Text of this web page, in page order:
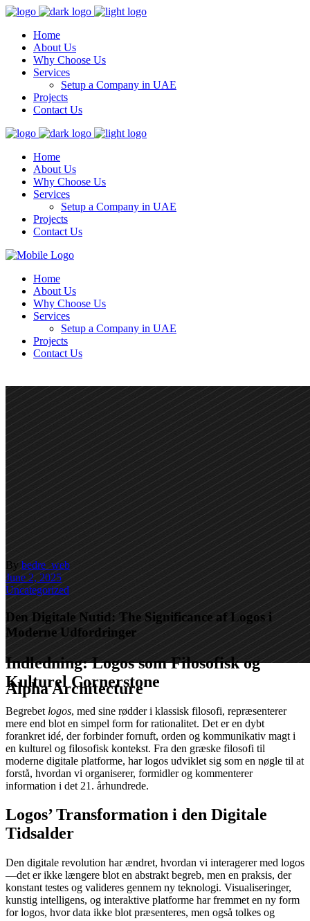
Home
About Us
Why Choose Us
Services
Setup a Company in UAE
Projects
Contact Us
Home
About Us
Why Choose Us
Services
Setup a Company in UAE
Projects
Contact Us
Home
About Us
Why Choose Us
Services
Setup a Company in UAE
Projects
Contact Us
Alpha Architecture
By bedre_web
June 2, 2025
Uncategorized
Den Digitale Nutid: The Significance af Logos i
Moderne Udfordringer
Indledning: Logos som Filosofisk og
Kulturel Cornerstone
Begrebet logos, med sine rødder i klassisk filosofi, repræsenterer
mere end blot en simpel form for rationalitet. Det er en dybt
forankret idé, der forbinder fornuft, orden og kommunikativ magt i
en kulturel og filosofisk kontekst. Fra den græske filosofi til
moderne digitale platforme, har logos udviklet sig som en nøgle til at
forstå, hvordan vi organiserer, formidler og kommenterer
information i det 21. århundrede.
Logos’ Transformation i den Digitale
Tidsalder
Den digitale revolution har ændret, hvordan vi interagerer med logos
—det er ikke længere blot en abstrakt begreb, men en praksis, der
konstant testes og valideres gennem ny teknologi. Visualiseringer,
kunstig intelligens, og interaktive platforme har fremmet en ny form
for logos, hvor data ikke blot præsenteres, men også tolkes og